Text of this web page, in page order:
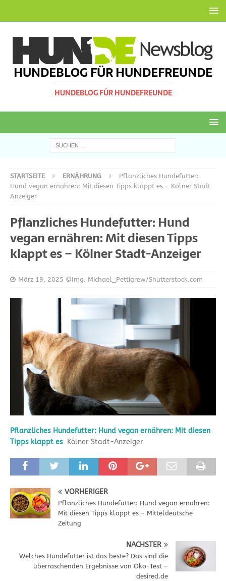
HUNDEBLOG FÜR HUNDEFREUNDE
HUNDEBLOG FÜR HUNDEFREUNDE
STARTSEITE ERNÄHRUNG
Pflanzliches Hundefutter:
Hund vegan ernähren: Mit diesen Tipps klappt es – Kölner Stadt-
Anzeiger
Pflanzliches Hundefutter: Hund
vegan ernähren: Mit diesen Tipps
klappt es – Kölner Stadt-Anzeiger
März 19, 2025 ©Img. Michael_Pettigrew/Shutterstock.com
Pflanzliches Hundefutter: Hund vegan ernähren: Mit diesen
Tipps klappt es Kölner Stadt-Anzeiger
VORHERIGER
Pflanzliches Hundefutter: Hund vegan ernähren:
Mit diesen Tipps klappt es – Mitteldeutsche
Zeitung
NÄCHSTER
Welches Hundefutter ist das beste? Das sind die
überraschenden Ergebnisse von Öko-Test –
desired.de